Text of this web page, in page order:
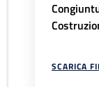
SCARICA